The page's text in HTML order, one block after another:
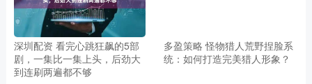
深圳配资 看完心跳狂飙的5部
剧，一集比一集上头，后劲大
到连刷两遍都不够
多盈策略 怪物猎人荒野捏脸系
统：如何打造完美猎人形象？